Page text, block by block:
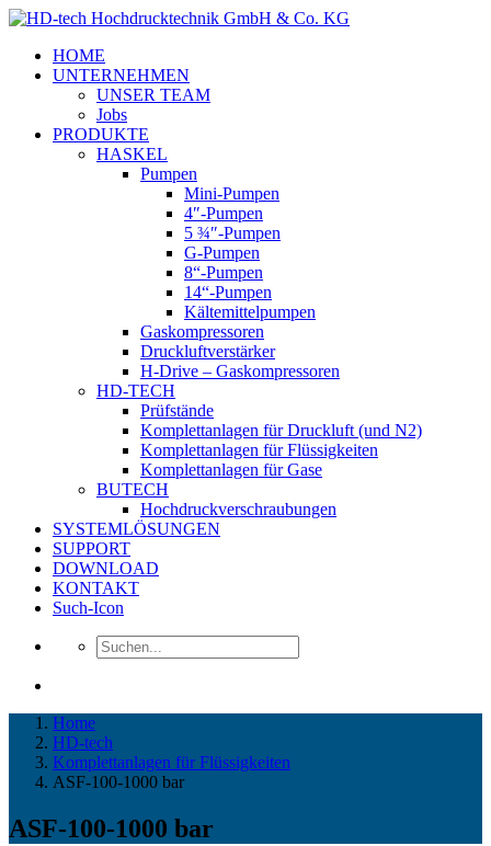
HOME
UNTERNEHMEN
UNSER TEAM
Jobs
PRODUKTE
HASKEL
Pumpen
Mini-Pumpen
4″-Pumpen
5 ¾″-Pumpen
G-Pumpen
8“-Pumpen
14“-Pumpen
Kältemittelpumpen
Gaskompressoren
Druckluftverstärker
H-Drive – Gaskompressoren
HD-TECH
Prüfstände
Komplettanlagen für Druckluft (und N2)
Komplettanlagen für Flüssigkeiten
Komplettanlagen für Gase
BUTECH
Hochdruckverschraubungen
SYSTEMLÖSUNGEN
SUPPORT
DOWNLOAD
KONTAKT
Such-Icon
Home
HD-tech
Komplettanlagen für Flüssigkeiten
ASF-100-1000 bar
ASF-100-1000 bar